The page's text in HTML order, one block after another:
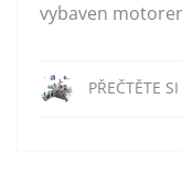
vybaven
PŘEČTĚTE